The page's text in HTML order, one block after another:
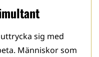
sig med
Människor som